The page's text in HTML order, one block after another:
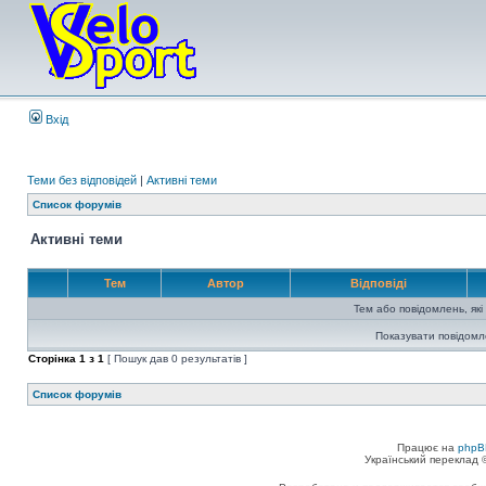
Вхід
Теми без відповідей | Активні теми
Список форумів
Активні теми
Тем Автор Відповіді
Тем або повідомлень,
Показувати
Сторінка 1 з 1 [ Пошук дав 0 результатів ]
Список форумів
Працює на
Український